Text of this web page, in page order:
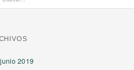
junio 2019